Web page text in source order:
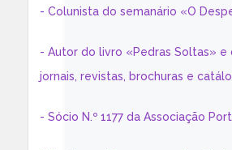
- Colunista do semanário «O
- Autor do livro «Pedras Soltas»
jornais, revistas, brochuras e
- Sócio N.º 1177 da Associação